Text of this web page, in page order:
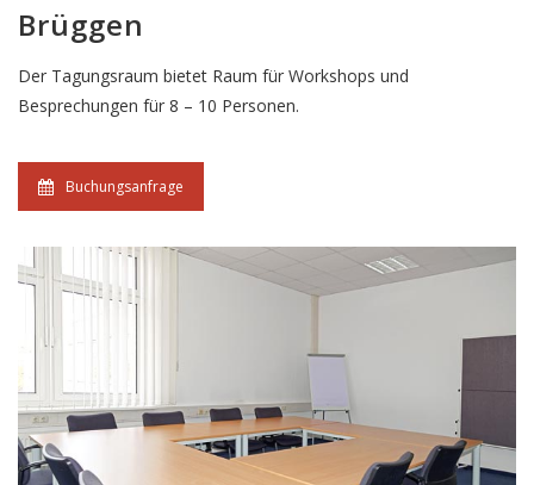
Brüggen
Der Tagungsraum bietet Raum für Workshops und
Besprechungen für 8 – 10 Personen.
Buchungsanfrage